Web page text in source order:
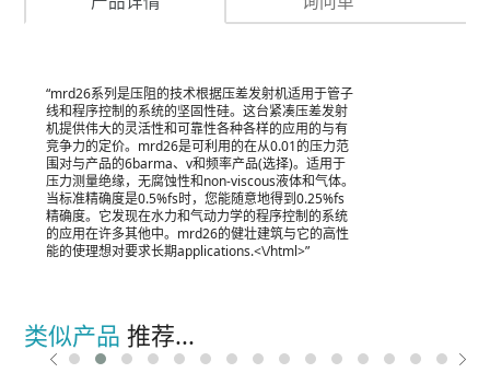
“mrd26系列是压阻的技术根据压差发射机适用于管子
线和程序控制的系统的坚固性硅。这台紧凑压差发射
机提供伟大的灵活性和可靠性各种各样的应用的与有
竞争力的定价。mrd26是可利用的在从0.01的压力范
围对与产品的6barma、v和频率产品(选择)。适用于
压力测量绝缘，无腐蚀性和non-viscous液体和气体。
当标准精确度是0.5%fs时，您能随意地得到0.25%fs
精确度。它发现在水力和气动力学的程序控制的系统
的应用在许多其他中。mrd26的健壮建筑与它的高性
能的使理想对要求长期applications.<\/html>”
类似产品 推荐...